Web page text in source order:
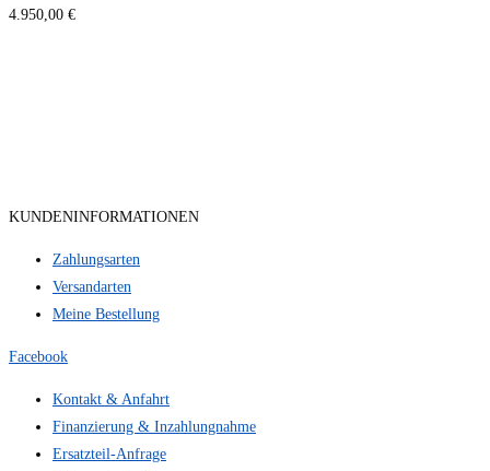
4.950,00 €
KUNDENINFORMATIONEN
Zahlungsarten
Versandarten
Meine Bestellung
Facebook
Kontakt & Anfahrt
Finanzierung & Inzahlungnahme
Ersatzteil-Anfrage